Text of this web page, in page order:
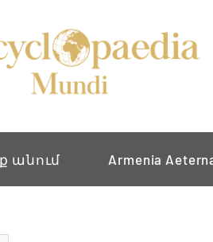
անում Armenia